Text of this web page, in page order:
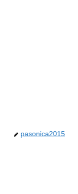
pasonica2015